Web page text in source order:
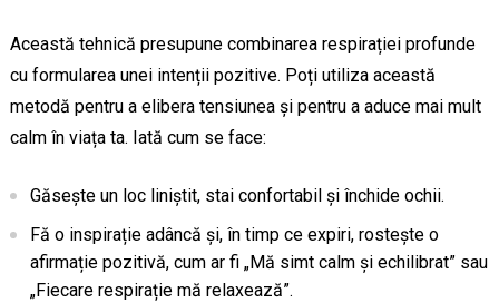
Această tehnică presupune combinarea respirației profunde
cu formularea unei intenții pozitive. Poți utiliza această
metodă pentru a elibera tensiunea și pentru a aduce mai mult
calm în viața ta. Iată cum se face:
Găsește un loc liniștit, stai confortabil și închide ochii.
Fă o inspirație adâncă și, în timp ce expiri, rostește o
afirmație pozitivă, cum ar fi „Mă simt calm și echilibrat” sau
„Fiecare respirație mă relaxează”.